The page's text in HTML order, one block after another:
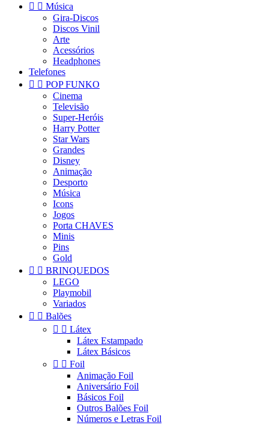
  Música
Gira-Discos
Discos Vinil
Arte
Acessórios
Headphones
Telefones
  POP FUNKO
Cinema
Televisão
Super-Heróis
Harry Potter
Star Wars
Grandes
Disney
Animação
Desporto
Música
Icons
Jogos
Porta CHAVES
Minis
Pins
Gold
  BRINQUEDOS
LEGO
Playmobil
Variados
  Balões
  Látex
Látex Estampado
Látex Básicos
  Foil
Animação Foil
Aniversário Foil
Básicos Foil
Outros Balões Foil
Números e Letras Foil